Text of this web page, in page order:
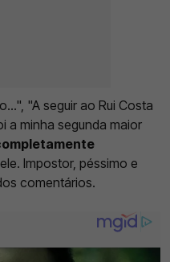
"A seguir ao Rui Costa
a minha segunda maior
Impostor, péssimo e
comentários.